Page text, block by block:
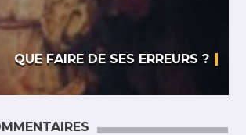
QUE FAIRE DE SES ERREURS ?